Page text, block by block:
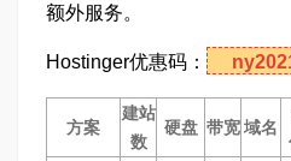
额外服务。
Hostinger优惠码：
方案
建站
数
硬盘 带宽 域名